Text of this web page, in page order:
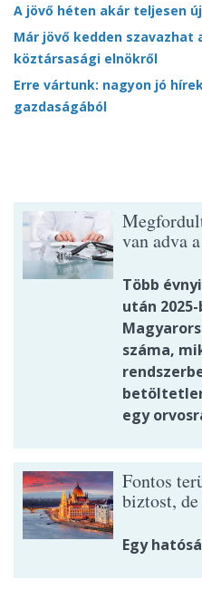
A jövő héten akár teljesen
Már jövő kedden szavazhat
köztársasági elnökről
Erre vártunk: nagyon jó
gazdaságából
van adva
Több
után
száma,
egy
Fontos
biztost, de
Egy